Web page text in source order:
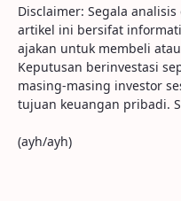
Disclaimer: Segala
artikel ini bersifat
ajakan untuk membeli
Keputusan berinvestasi
masing-masing investor
tujuan keuangan pribadi.
(ayh/ayh)